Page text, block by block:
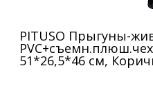
PITUSO Прыгуны-
51*26,5*46 см,